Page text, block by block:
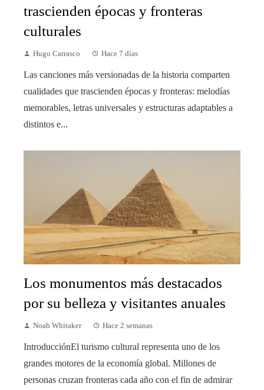
trascienden épocas y fronteras
culturales
Hugo Carrasco Hace 7 días
Las canciones más versionadas de la historia comparten
cualidades que trascienden épocas y fronteras: melodías
memorables, letras universales y estructuras adaptables a
distintos e...
Los monumentos más destacados
por su belleza y visitantes anuales
Noah Whitaker Hace 2 semanas
IntroducciónEl turismo cultural representa uno de los
grandes motores de la economía global. Millones de
personas cruzan fronteras cada año con el fin de admirar